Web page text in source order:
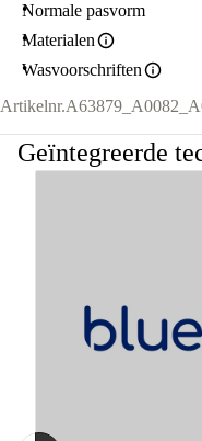
Normale pasvorm
Materialen
Wasvoorschriften
Artikelnr.
Geïntegreerde